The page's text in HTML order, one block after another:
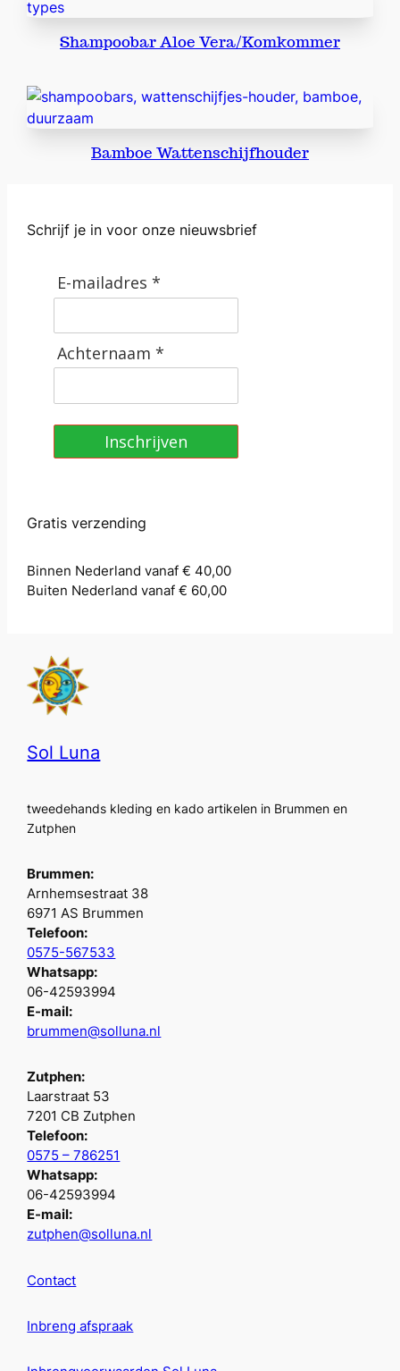
Shampoobar Aloe Vera/Komkommer
Bamboe Wattenschijfhouder
Schrijf je in voor onze nieuwsbrief
E-mailadres *
Achternaam *
Inschrijven
Gratis verzending
Binnen Nederland vanaf € 40,00
Buiten Nederland vanaf € 60,00
Sol Luna
tweedehands kleding en kado artikelen in Brummen en
Zutphen
Brummen:
Arnhemsestraat 38
6971 AS Brummen
Telefoon:
0575-567533
Whatsapp:
06-42593994
E-mail:
brummen@solluna.nl
Zutphen:
Laarstraat 53
7201 CB Zutphen
Telefoon:
0575 – 786251
Whatsapp:
06-42593994
E-mail:
zutphen@solluna.nl
Contact
Inbreng afspraak